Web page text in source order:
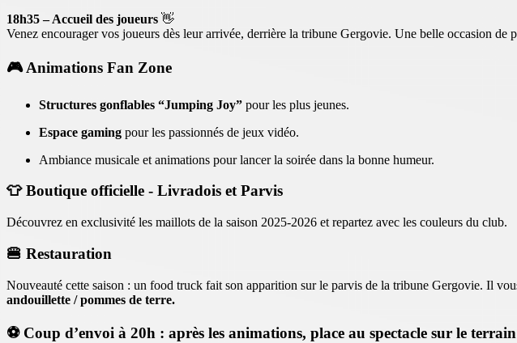
18h35 – Accueil des joueurs 👋
Venez encourager vos joueurs dès leur arrivée, derrière la tribune Gergovie. Une belle occasion de
🎮 Animations Fan Zone
Structures gonflables “Jumping Joy” pour les plus jeunes.
Espace gaming pour les passionnés de jeux vidéo.
Ambiance musicale et animations pour lancer la soirée dans la bonne humeur.
👕 Boutique officielle - Livradois et Parvis
Découvrez en exclusivité les maillots de la saison 2025-2026 et repartez avec les couleurs du club.
🍔 Restauration
Nouveauté cette saison : un food truck fait son apparition sur le parvis de la tribune Gergovie. Il
andouillette / pommes de terre.
⚽ Coup d’envoi à 20h : après les animations, place au spectacle sur le